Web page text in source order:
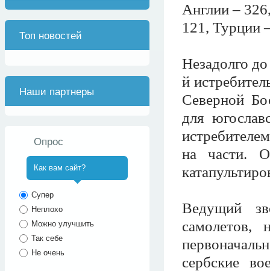
Англии –
121, Турции
Незадолго
й
Северной
для
на части.
Ведущий
самолетов,
сербские
Топ новостей
Наши партнеры
Опрос
Как вам сайт?
Супер
Неплохо
Можно улучшить
Так себе
Не очень